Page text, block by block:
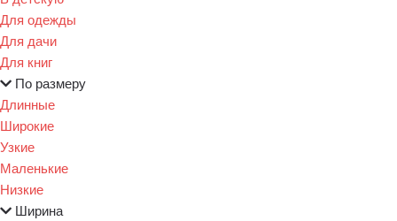
Для одежды
Для дачи
Для книг
По размеру
Длинные
Широкие
Узкие
Маленькие
Низкие
Ширина